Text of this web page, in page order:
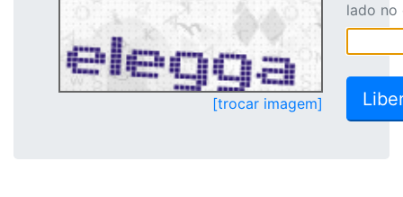
[trocar imagem]
lado no